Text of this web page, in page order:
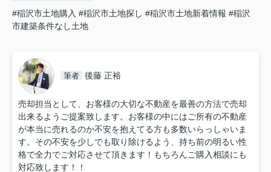
#稲沢市土地購入 #稲沢市土地探し #稲沢市土地新着情報 #稲沢
市建築条件なし土地
筆者 後藤 正裕
売却担当として、お客様の大切な不動産を最善の方法で売却
出来るようご提案致します。お客様の中にはご所有の不動産
が本当に売れるのか不安を抱えてる方も多数いらっしゃいま
す。その不安を少しでも取り除けるよう、持ち前の明るい性
格で全力でご対応させて頂きます！もちろんご購入相談にも
対応致します！！